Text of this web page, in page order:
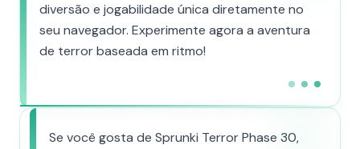
diversão e jogabilidade única diretamente no
seu navegador. Experimente agora a aventura
de terror baseada em ritmo!
Se você gosta de Sprunki Terror Phase 30,